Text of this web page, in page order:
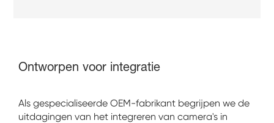
Ontworpen voor integratie
Als gespecialiseerde OEM-fabrikant begrijpen we de
uitdagingen van het integreren van camera's in